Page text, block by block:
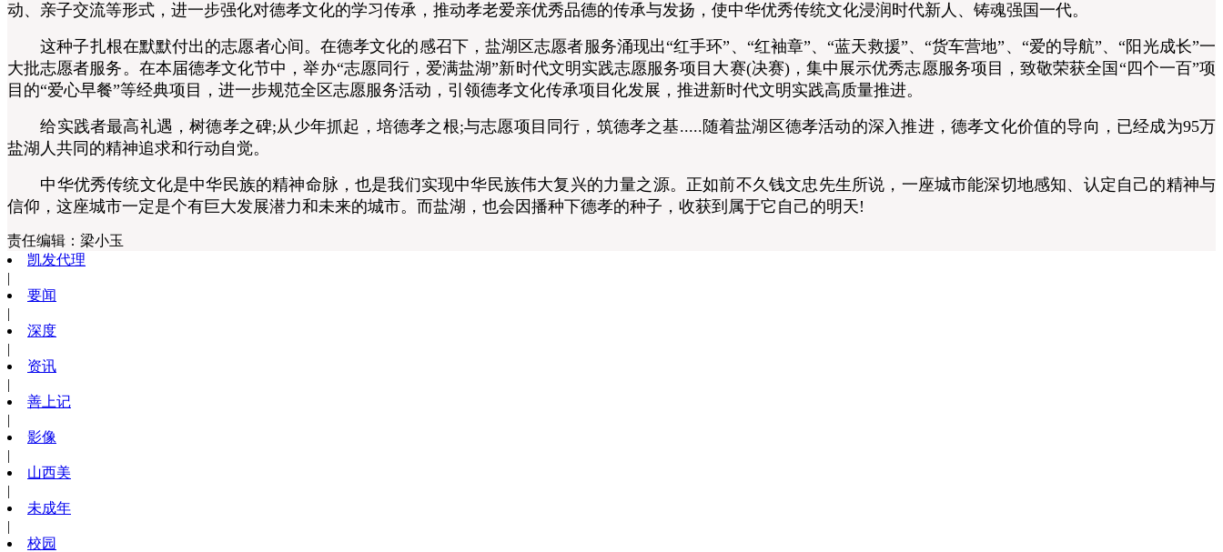
动、亲子交流等形式，进一步强化对德孝文化的学习传承，推动孝老爱亲优秀品德的传承与发扬，使中华优秀传统文化浸润时代新人、铸魂强国一代。
这种子扎根在默默付出的志愿者心间。在德孝文化的感召下，盐湖区志愿者服务涌现出“红手环”、“红袖章”、“蓝天救援”、“货车营地”、“爱的导航”、“阳光成长”一
大批志愿者服务。在本届德孝文化节中，举办“志愿同行，爱满盐湖”新时代文明实践志愿服务项目大赛(决赛)，集中展示优秀志愿服务项目，致敬荣获全国“四个一百”项
目的“爱心早餐”等经典项目，进一步规范全区志愿服务活动，引领德孝文化传承项目化发展，推进新时代文明实践高质量推进。
给实践者最高礼遇，树德孝之碑;从少年抓起，培德孝之根;与志愿项目同行，筑德孝之基.....随着盐湖区德孝活动的深入推进，德孝文化价值的导向，已经成为95万
盐湖人共同的精神追求和行动自觉。
中华优秀传统文化是中华民族的精神命脉，也是我们实现中华民族伟大复兴的力量之源。正如前不久钱文忠先生所说，一座城市能深切地感知、认定自己的精神与
信仰，这座城市一定是个有巨大发展潜力和未来的城市。而盐湖，也会因播种下德孝的种子，收获到属于它自己的明天!
责任编辑： 梁小玉
凯发代理
|
要闻
|
深度
|
资讯
|
善上记
|
影像
|
山西美
|
未成年
|
校园